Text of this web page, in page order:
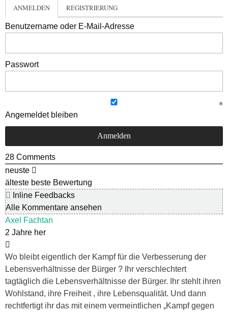
ANMELDEN REGISTRIERUNG
Benutzername oder E-Mail-Adresse
Passwort
Angemeldet bleiben
28 Comments
neuste
älteste beste Bewertung
Inline Feedbacks
Alle Kommentare ansehen
Axel Fachtan
2 Jahre her
Wo bleibt eigentlich der Kampf für die Verbesserung der
Lebensverhältnisse der Bürger ? Ihr verschlechtert
tagtäglich die Lebensverhältnisse der Bürger. Ihr stehlt ihren
Wohlstand, ihre Freiheit , ihre Lebensqualität. Und dann
rechtfertigt ihr das mit einem vermeintlichen „Kampf gegen